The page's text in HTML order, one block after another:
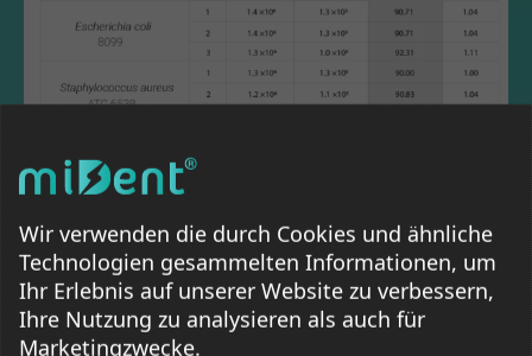
Derzeit sehen sich 146 Kunden
Wir verwenden die durch Cookies und ähnliche
Technologien gesammelten Informationen, um
Ihr Erlebnis auf unserer Website zu verbessern,
Ihre Nutzung zu analysieren als auch für
Marketingzwecke.